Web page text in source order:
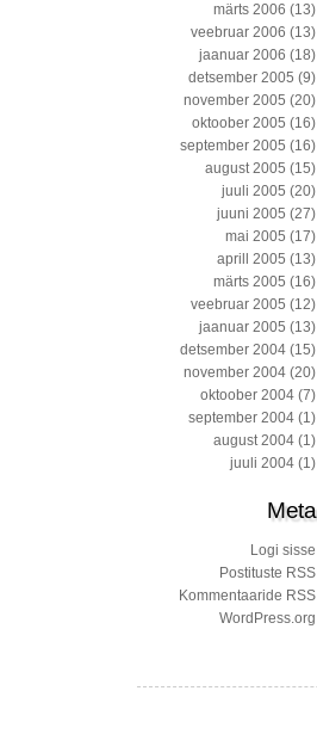
märts 2006 (13)
veebruar 2006 (13)
jaanuar 2006 (18)
detsember 2005 (9)
november 2005 (20)
oktoober 2005 (16)
september 2005 (16)
august 2005 (15)
juuli 2005 (20)
juuni 2005 (27)
mai 2005 (17)
aprill 2005 (13)
märts 2005 (16)
veebruar 2005 (12)
jaanuar 2005 (13)
detsember 2004 (15)
november 2004 (20)
oktoober 2004 (7)
september 2004 (1)
august 2004 (1)
juuli 2004 (1)
Meta
Logi sisse
Postituste RSS
Kommentaaride RSS
WordPress.org